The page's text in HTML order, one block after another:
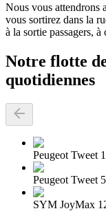
Nous vous attendrons
vous sortirez dans la
à la sortie passagers, à
Notre flotte
quotidiennes
Peugeot Tweet
Peugeot Tweet
SYM JoyMax